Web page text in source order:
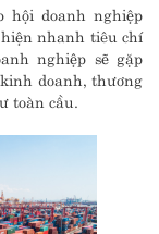
hội doanh nghiệp
nhanh tiêu chí
nghiệp sẽ gặp
doanh, thương
toàn cầu.